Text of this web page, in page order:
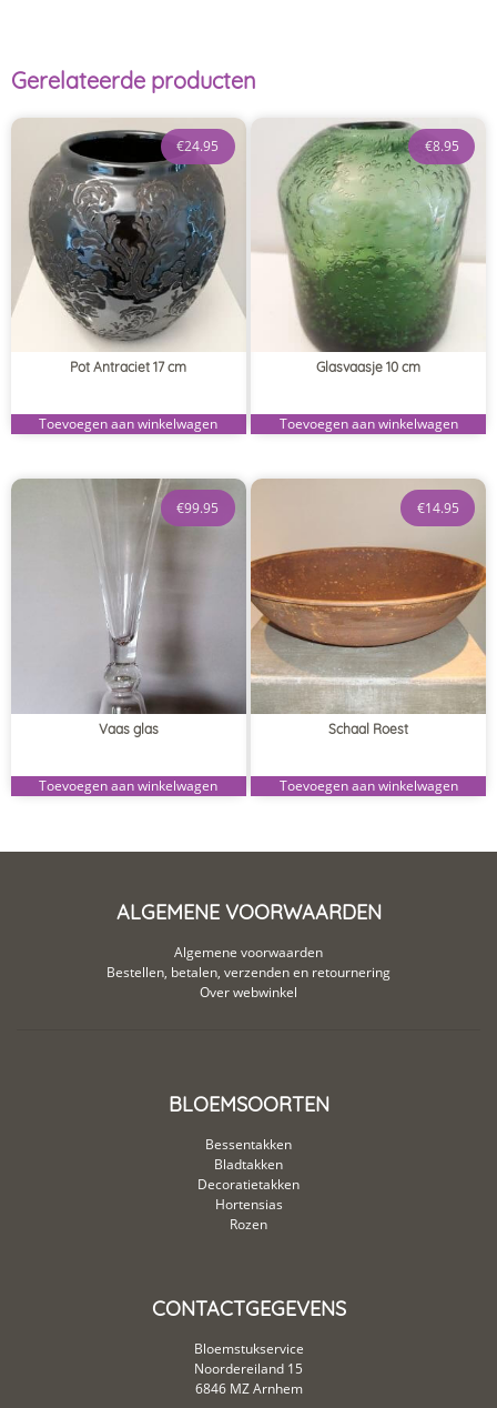
Gerelateerde producten
Pot Antraciet 17 cm
€24.95
Toevoegen aan winkelwagen
Glasvaasje 10 cm
€8.95
Toevoegen aan winkelwagen
Vaas glas
€99.95
Toevoegen aan winkelwagen
Schaal Roest
€14.95
Toevoegen aan winkelwagen
ALGEMENE VOORWAARDEN
Algemene voorwaarden
Bestellen, betalen, verzenden en retournering
Over webwinkel
BLOEMSOORTEN
Bessentakken
Bladtakken
Decoratietakken
Hortensias
Rozen
CONTACTGEGEVENS
Bloemstukservice
Noordereiland 15
6846 MZ Arnhem